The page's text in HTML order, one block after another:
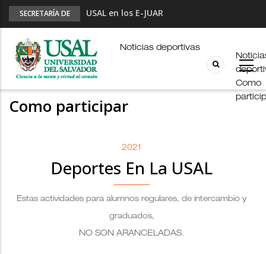
SECRETARÍA DE
USAL en los E-JUAR
JUAR
Fútbol Online
Palmarés
Esports en pandemia
Como
Noticias deportivas
Como participar
2021
Deportes En La USAL
Estas actividades para alumnos regulares, de intercambio y
graduados,
NO SON ARANCELADAS.